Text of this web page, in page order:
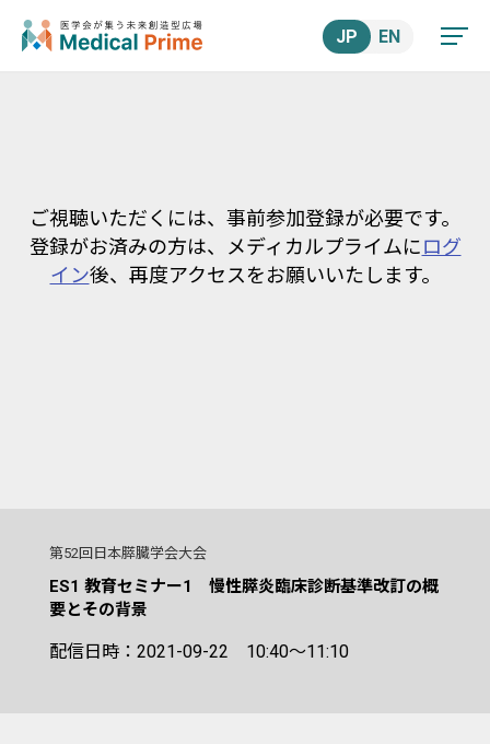
JP EN
ご視聴いただくには、事前参加登録が必要です。
登録がお済みの方は、メディカルプライムにログ
イン後、再度アクセスをお願いいたします。
第52回日本膵臓学会大会
ES1 教育セミナー1 慢性膵炎臨床診断基準改訂の概
要とその背景
配信日時：2021-09-22 10:40～11:10